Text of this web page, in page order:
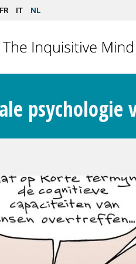
FR IT NL
psychologie